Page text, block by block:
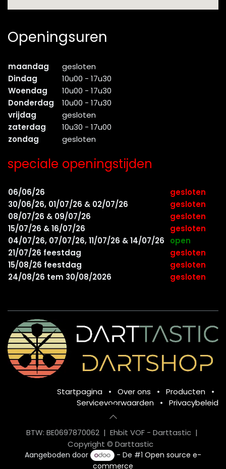
Openingsuren
maandag
gesloten
Dindag
10u00 - 17u30
Woendag
10u00 - 17u30
Donderdag
10u00 - 17u30
vrijdag
gesloten
zaterdag
10u30 - 17u00
zondag
gesloten
speciale openingstijden
06/06/26
gesloten
30/06/26, 01/07/26 & 02/07/26
gesloten
08/07/26 & 09/07/26
gesloten
15/07/26 & 16/07/26
gesloten
04/07/26, 07/07/26, 11/07/26 & 14/07/26
open
21/07/26 feestdag
gesloten
15/08/26 feestdag
gesloten
24/08/26 tem 30/08/2026
gesloten
Startpagina • Over ons • Producten
•
Servicevoorwaarden
• Privacybeleid
BTW: BE0697870062 | Ehbit VOF - Darttastic |
Copyright © Darttastic
Aangeboden door - De #1Open source e-
commerce